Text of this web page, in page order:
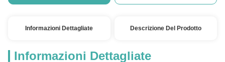
Informazioni Dettagliate Descrizione Del Prodotto
Informazioni Dettagliate